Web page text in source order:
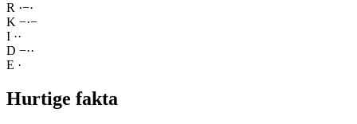
R ·−·
K −·−
I ··
D −··
E ·
Hurtige fakta